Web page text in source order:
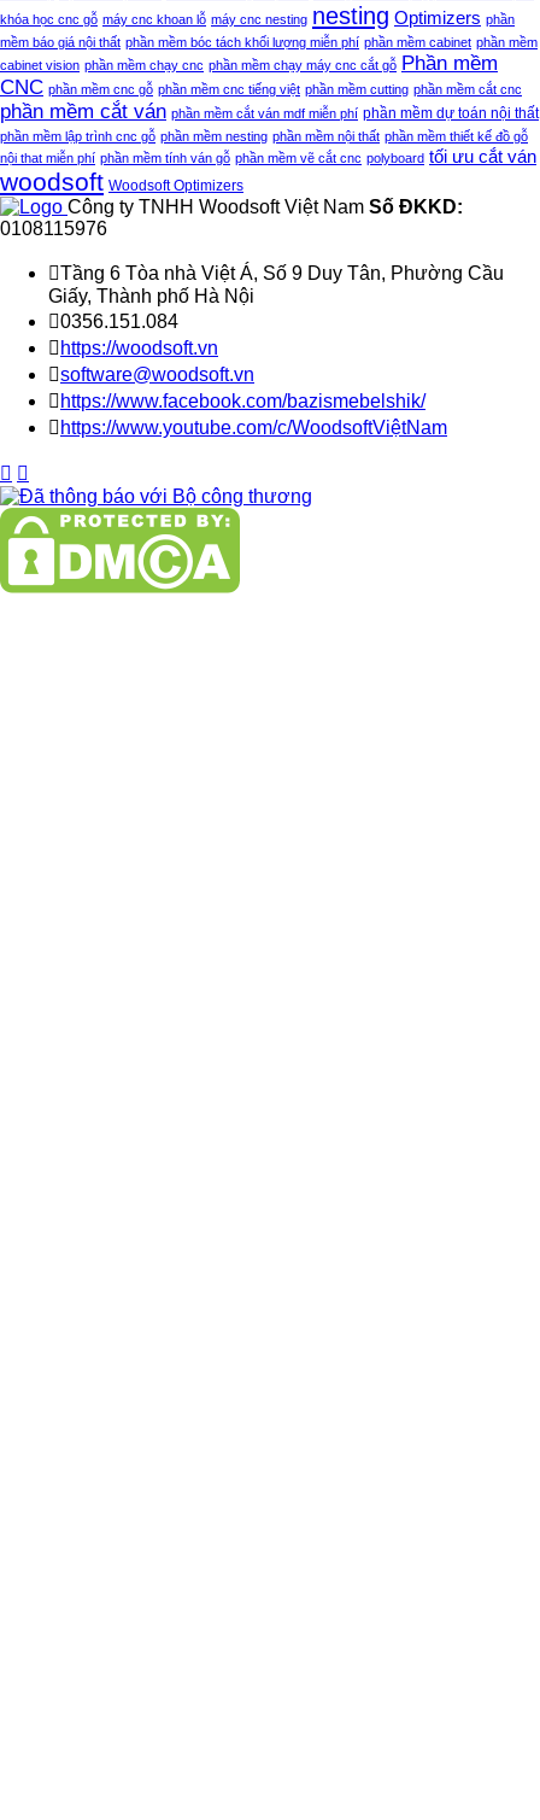
khóa học cnc gỗ máy cnc khoan lỗ máy cnc nesting nesting Optimizers phần
mềm báo giá nội thất phần mềm bóc tách khối lượng miễn phí phần mềm cabinet phần mềm
cabinet vision phần mềm chạy cnc phần mềm chạy máy cnc cắt gỗ Phần mềm
CNC phần mềm cnc gỗ phần mềm cnc tiếng việt phần mềm cutting phần mềm cắt cnc
phần mềm cắt ván phần mềm cắt ván mdf miễn phí phần mềm dự toán nội thất
phần mềm lập trình cnc gỗ phần mềm nesting phần mềm nội thất phần mềm thiết kế đồ gỗ
nội that miễn phí phần mềm tính ván gỗ phần mềm vẽ cắt cnc polyboard tối ưu cắt ván
woodsoft Woodsoft Optimizers
Công ty TNHH Woodsoft Việt Nam Số ĐKKD:
0108115976
Tầng 6 Tòa nhà Việt Á, Số 9 Duy Tân, Phường Cầu
Giấy, Thành phố Hà Nội
0356.151.084
 https://woodsoft.vn
software@woodsoft.vn
 https://www.facebook.com/bazismebelshik/
 https://www.youtube.com/c/WoodsoftViệtNam
 